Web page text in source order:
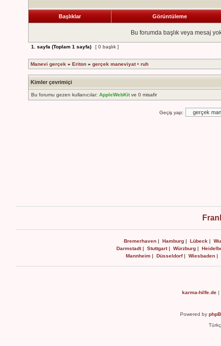
Başlıklar Görüntüleme
Bu forumda başlık veya mesaj
1 . sayfa (Toplam 1 sayfa) [ 0 başlık ]
Manevi gerçek » Eriton » gerçek maneviyat • ruh
Kimler çevrimiçi
Bu forumu gezen kullanıcılar: AppleWebKitve 0 misafir
Geçiş yap:
Bremerhaven | Hamburg | Lübeck |
Darmstadt| Stuttgart| Würzburg|
Mannheim | Düsseldorf| Wiesbaden |
karma-hilfe.de
Powered by